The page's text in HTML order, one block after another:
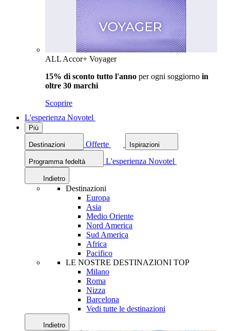
ALL Accor+ Voyager
15% di sconto tutto l'anno per ogni soggiorno in
oltre 30 marchi
Scoprire
L'esperienza Novotel
Più
Destinazioni Offerte Ispirazioni
Programma fedeltà L'esperienza Novotel
Indietro
Destinazioni
Europa
Asia
Medio Oriente
Nord America
Sud America
Africa
Pacifico
LE NOSTRE DESTINAZIONI TOP
Milano
Roma
Nizza
Barcelona
Vedi tutte le destinazioni
Indietro